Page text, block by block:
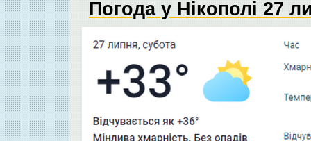
Погода у Нікополі 27